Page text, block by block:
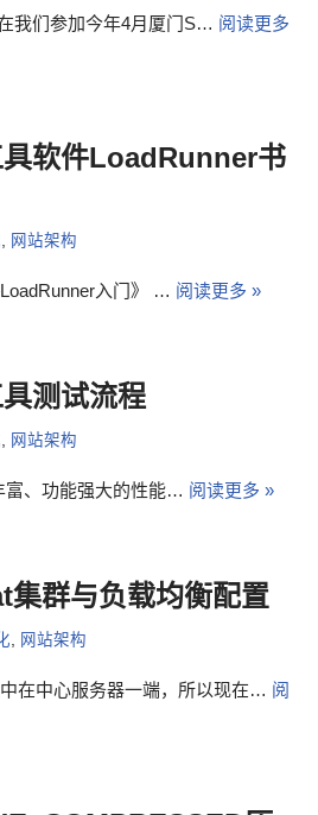
我们参加今年4月厦门S… 阅读更多
软件LoadRunner书
, 网站架构
入门》 … 阅读更多 »
测试流程
, 网站架构
富、功能强大的性能… 阅读更多 »
群与负载均衡配置
, 网站架构
在中心服务器一端，所以现在… 阅